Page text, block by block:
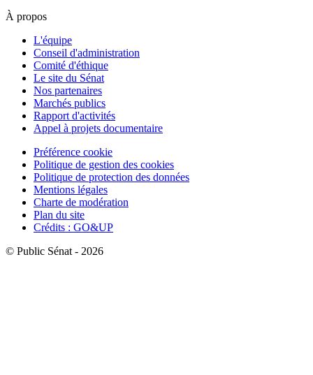
À propos
L'équipe
Conseil d'administration
Comité d'éthique
Le site du Sénat
Nos partenaires
Marchés publics
Rapport d'activités
Appel à projets documentaire
Préférence cookie
Politique de gestion des cookies
Politique de protection des données
Mentions légales
Charte de modération
Plan du site
Crédits : GO&UP
© Public Sénat - 2026